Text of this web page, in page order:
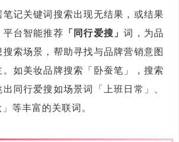
笔记关键词搜索出现无结果，或结果
平台智能推荐 「同行爱搜」词，为品
索场景，帮助寻找与品牌营销意图
。如美妆品牌搜索「卧蚕笔」，搜索
同行爱搜如场景词「上班日常」、
等丰富的关联词。